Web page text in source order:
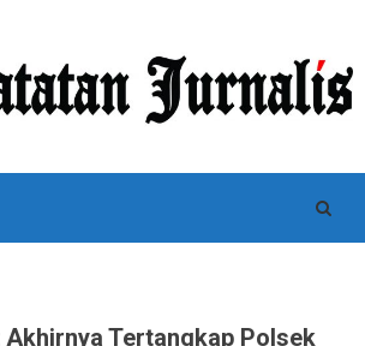
Akhirnya Tertangkap Polsek